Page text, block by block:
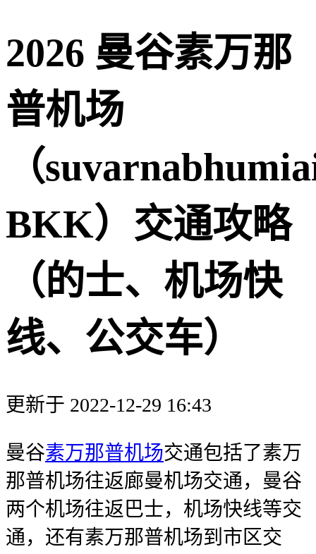
2026 曼谷素万那
普机场
（
BKK）交通攻略
（的士、机场快
线、公交车）
更新于 2022-12-29 16:43
曼谷素万那普机场交通包括了素万
那普机场往返廊曼机场交通，曼谷
两个机场往返巴士，机场快线等交
通，还有素万那普机场到市区交